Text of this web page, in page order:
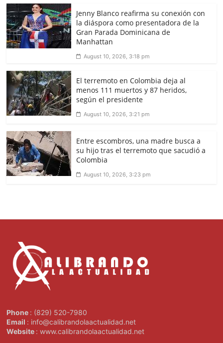
Jenny Blanco reafirma su conexión con
la diáspora como presentadora de la
Gran Parada Dominicana de
Manhattan
August 10, 2026, 3:18 pm
El terremoto en Colombia deja al
menos 111 muertos y 87 heridos,
según el presidente
August 10, 2026, 3:21 pm
Entre escombros, una madre busca a
su hijo tras el terremoto que sacudió a
Colombia
August 10, 2026, 3:23 pm
Phone : (829) 520-7980
Email : info@calibrandolaactualidad.net
Website : www.calibrandolaactualidad.net